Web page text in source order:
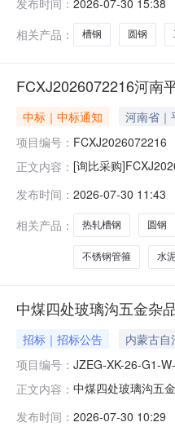
候选人中标候选人
2026-07-30 15:38
相关产品：
槽钢 圆钢
FCXJ2026072216河南
中标｜中标通知 河南省｜
项目编号： FCXJ2026072216
正文内容： [询比采购
有限公司
发布时间： 2026-07-30 11:43
相关产品：
热轧槽钢 圆钢
不锈钢管箍 水
中煤四处玻璃沟五金杂
招标｜招标公告 内蒙古
项目编号： JZEG-XK-26-G1-
正文内容： 中煤四处玻璃沟五
丝12#300公斤
发布时间： 2026-07-30 10:29